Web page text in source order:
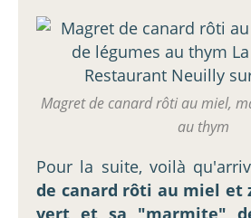
Magret de canard rôti au miel,
au thym
Pour la suite, voilà
de canard rôti au miel et
vert et sa "marmite"